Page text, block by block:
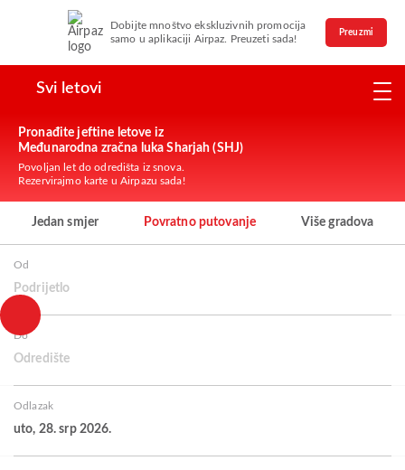
Dobijte mnoštvo ekskluzivnih promocija
samo u aplikaciji Airpaz. Preuzeti sada!
Preuzmi
Svi letovi
Pronađite jeftine letove iz
Međunarodna zračna luka Sharjah (SHJ)
Povoljan let do odredišta iz snova.
Rezervirajmo karte u Airpazu sada!
Jedan smjer Povratno putovanje Više gradova
Od
Podrijetlo
Do
Odredište
Odlazak
uto, 28. srp 2026.